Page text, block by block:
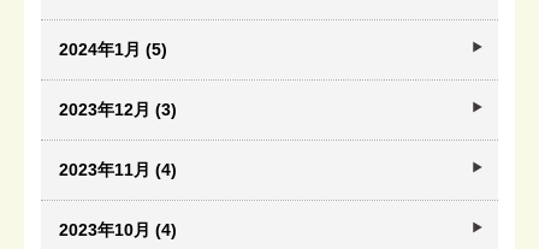
2024年1月 (5)
2023年12月 (3)
2023年11月 (4)
2023年10月 (4)